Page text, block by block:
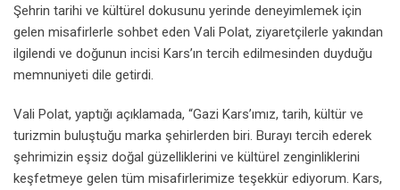
Şehrin tarihi ve kültürel dokusunu yerinde deneyimlemek için
gelen misafirlerle sohbet eden Vali Polat, ziyaretçilerle yakından
ilgilendi ve doğunun incisi Kars’ın tercih edilmesinden duyduğu
memnuniyeti dile getirdi.
Vali Polat, yaptığı açıklamada, “Gazi Kars’ımız, tarih, kültür ve
turizmin buluştuğu marka şehirlerden biri. Burayı tercih ederek
şehrimizin eşsiz doğal güzelliklerini ve kültürel zenginliklerini
keşfetmeye gelen tüm misafirlerimize teşekkür ediyorum. Kars,